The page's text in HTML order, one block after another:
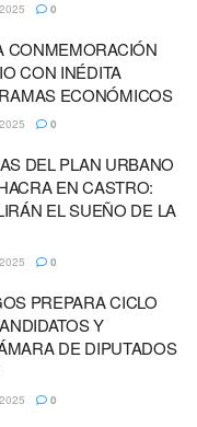
0
CONMEMORACIÓN
CON INÉDITA
ECONÓMICOS
0
DEL PLAN URBANO
EN CASTRO:
EL SUEÑO DE LA
0
PREPARA CICLO
Y
DE DIPUTADOS
0